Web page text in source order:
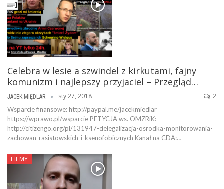
Celebra w lesie a szwindel z kirkutami, fajny
komunizm i najlepszy przyjaciel – Przegląd…
JACEK MIĘDLAR sty 27, 2018 2
Wsparcie finansowe: http://paypal.me/jacekmiedlar
https://wprawo.pl/wsparcie PETYCJA ws. OMZRiK:
http://citizengo.org/pl/131947-delegalizacja-osrodka-monitorowania-
zachowan-rasistowskich-i-ksenofobicznych Kanał na CDA:…
FILMY